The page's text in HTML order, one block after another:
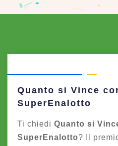
Quanto si Vince
SuperEnalotto
Ti chiedi Quanto si
SuperEnalotto? Il